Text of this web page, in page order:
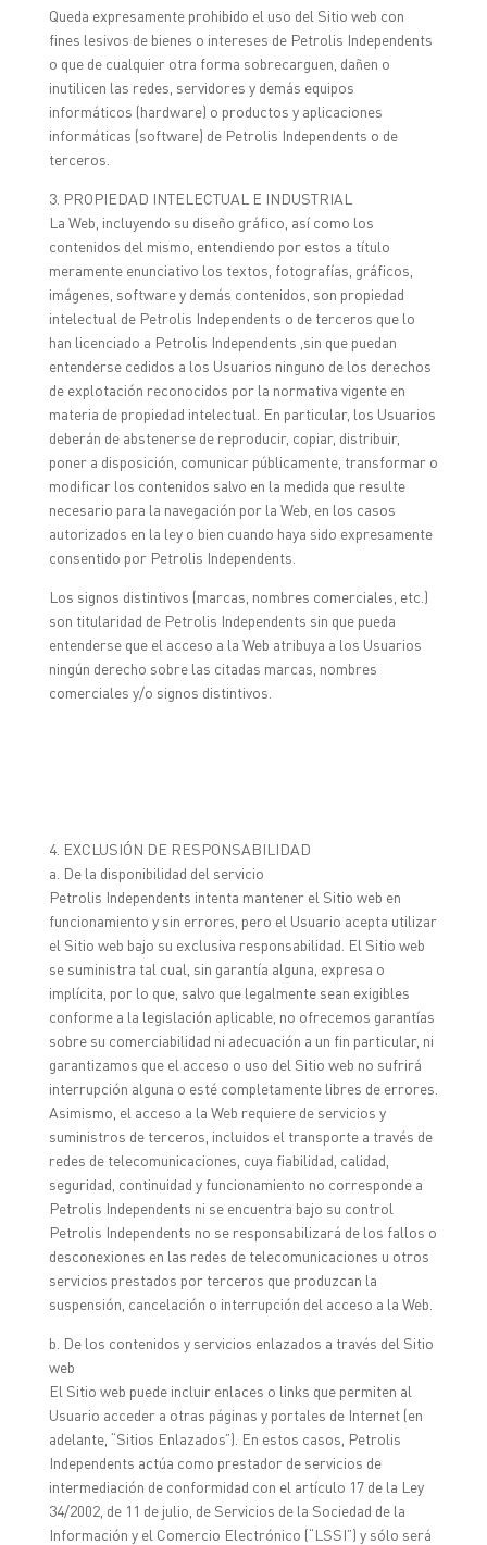
Queda expresamente prohibido el uso del Sitio web con
fines lesivos de bienes o intereses de Petrolis Independents
o que de cualquier otra forma sobrecarguen, dañen o
inutilicen las redes, servidores y demás equipos
informáticos (hardware) o productos y aplicaciones
informáticas (software) de Petrolis Independents o de
terceros.
3. PROPIEDAD INTELECTUAL E INDUSTRIAL
La Web, incluyendo su diseño gráfico, así como los
contenidos del mismo, entendiendo por estos a título
meramente enunciativo los textos, fotografías, gráficos,
imágenes, software y demás contenidos, son propiedad
intelectual de Petrolis Independents o de terceros que lo
han licenciado a Petrolis Independents ,sin que puedan
entenderse cedidos a los Usuarios ninguno de los derechos
de explotación reconocidos por la normativa vigente en
materia de propiedad intelectual. En particular, los Usuarios
deberán de abstenerse de reproducir, copiar, distribuir,
poner a disposición, comunicar públicamente, transformar o
modificar los contenidos salvo en la medida que resulte
necesario para la navegación por la Web, en los casos
autorizados en la ley o bien cuando haya sido expresamente
consentido por Petrolis Independents.
Los signos distintivos (marcas, nombres comerciales, etc.)
son titularidad de Petrolis Independents sin que pueda
entenderse que el acceso a la Web atribuya a los Usuarios
ningún derecho sobre las citadas marcas, nombres
comerciales y/o signos distintivos.
4. EXCLUSIÓN DE RESPONSABILIDAD
a. De la disponibilidad del servicio
Petrolis Independents intenta mantener el Sitio web en
funcionamiento y sin errores, pero el Usuario acepta utilizar
el Sitio web bajo su exclusiva responsabilidad. El Sitio web
se suministra tal cual, sin garantía alguna, expresa o
implícita, por lo que, salvo que legalmente sean exigibles
conforme a la legislación aplicable, no ofrecemos garantías
sobre su comerciabilidad ni adecuación a un fin particular, ni
garantizamos que el acceso o uso del Sitio web no sufrirá
interrupción alguna o esté completamente libres de errores.
Asimismo, el acceso a la Web requiere de servicios y
suministros de terceros, incluidos el transporte a través de
redes de telecomunicaciones, cuya fiabilidad, calidad,
seguridad, continuidad y funcionamiento no corresponde a
Petrolis Independents ni se encuentra bajo su control
Petrolis Independents no se responsabilizará de los fallos o
desconexiones en las redes de telecomunicaciones u otros
servicios prestados por terceros que produzcan la
suspensión, cancelación o interrupción del acceso a la Web.
b. De los contenidos y servicios enlazados a través del Sitio
web
El Sitio web puede incluir enlaces o links que permiten al
Usuario acceder a otras páginas y portales de Internet (en
adelante, “Sitios Enlazados”). En estos casos, Petrolis
Independents actúa como prestador de servicios de
intermediación de conformidad con el artículo 17 de la Ley
34/2002, de 11 de julio, de Servicios de la Sociedad de la
Información y el Comercio Electrónico (“LSSI”) y sólo será